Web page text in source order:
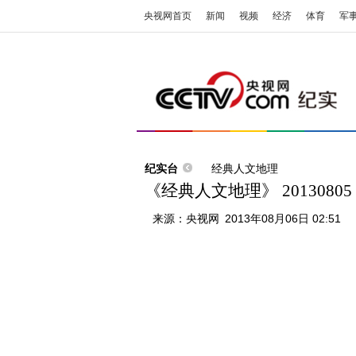
央视网首页 新闻 视频 经济 体育 军
纪实台 经典人文地理
《经典人文地理》
来源： 央视网 2013年08月06日 02:51